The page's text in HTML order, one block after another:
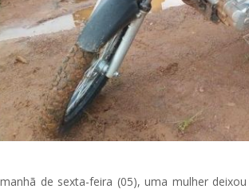
de sexta-feira (05), uma mulher